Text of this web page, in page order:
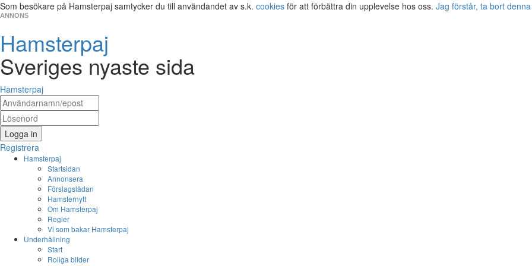
Som besökare på Hamsterpaj samtycker du till användandet av s.k. cookies för att förbättra din upplevelse hos oss. Jag förstår, ta bort
ANNONS
Hamsterpaj
Sveriges nyaste sida
Hamsterpaj
Logga in
Registrera
Hamsterpaj
Startsidan
Annonsera
Förslagslådan
Hamsternytt
Om Hamsterpaj
Regler
Vi som bakar Hamsterpaj
Underhållning
Start
Roliga bilder